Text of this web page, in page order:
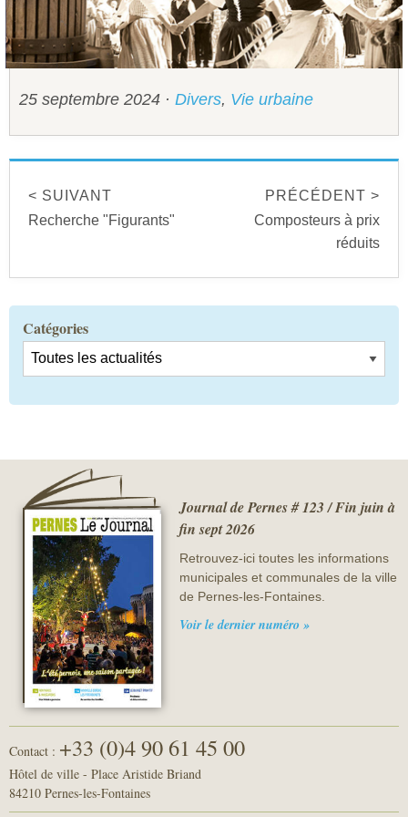
Sécurité civile
Sécurité publique
25 septembre 2024 · Divers, Vie urbaine
< SUIVANT
Recherche "Figurants"
PRÉCÉDENT >
Composteurs à prix
réduits
Catégories
Journal de Pernes # 123 / Fin juin à
fin sept 2026
Retrouvez-ici toutes les informations
municipales et communales de la ville
de Pernes-les-Fontaines.
Voir le dernier numéro »
Contact : +33 (0)4 90 61 45 00
Hôtel de ville - Place Aristide Briand
84210 Pernes-les-Fontaines